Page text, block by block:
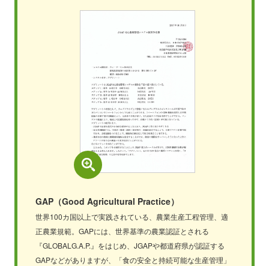
GAP（Good Agricultural Practice）
世界100カ国以上で実践されている、農業生産工程管理、適
正農業規範。GAPには、世界基準の農業認証とされる
『GLOBALG.A.P.』をはじめ、JGAPや都道府県が認証する
GAPなどがありますが、「食の安全と持続可能な生産管理」